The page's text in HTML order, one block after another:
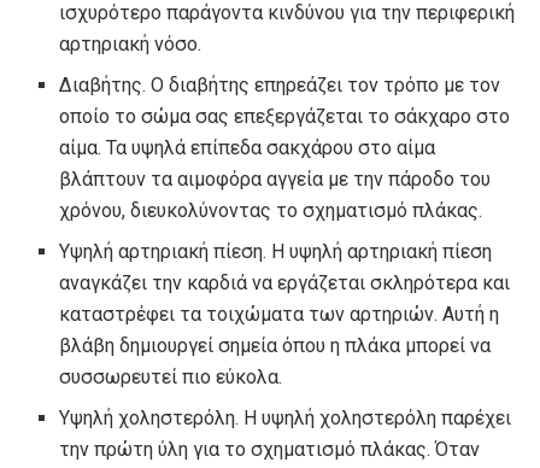
ισχυρότερο παράγοντα κινδύνου για την περιφερική
αρτηριακή νόσο.
Διαβήτης. Ο διαβήτης επηρεάζει τον τρόπο με τον
οποίο το σώμα σας επεξεργάζεται το σάκχαρο στο
αίμα. Τα υψηλά επίπεδα σακχάρου στο αίμα
βλάπτουν τα αιμοφόρα αγγεία με την πάροδο του
χρόνου, διευκολύνοντας το σχηματισμό πλάκας.
Υψηλή αρτηριακή πίεση. Η υψηλή αρτηριακή πίεση
αναγκάζει την καρδιά να εργάζεται σκληρότερα και
καταστρέφει τα τοιχώματα των αρτηριών. Αυτή η
βλάβη δημιουργεί σημεία όπου η πλάκα μπορεί να
συσσωρευτεί πιο εύκολα.
Υψηλή χοληστερόλη. Η υψηλή χοληστερόλη παρέχει
την πρώτη ύλη για το σχηματισμό πλάκας. Όταν